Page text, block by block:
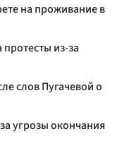
на проживание в
из-за
слов Пугачевой о
угрозы окончания